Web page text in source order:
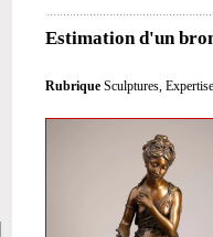
Estimation d'un
Rubrique Sculptures